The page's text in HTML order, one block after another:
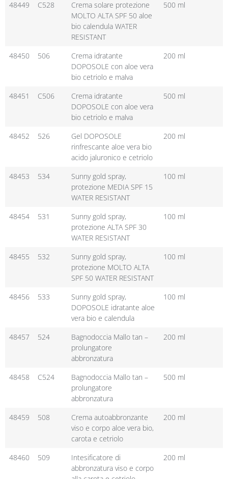
48449 C528
Crema solare protezione
MOLTO ALTA SPF 50 aloe
bio calendula WATER
RESISTANT
500 ml
48450 506
Crema idratante
DOPOSOLE con aloe vera
bio cetriolo e malva
200 ml
48451 C506
Crema idratante
DOPOSOLE con aloe vera
bio cetriolo e malva
500 ml
48452 526
Gel DOPOSOLE
rinfrescante aloe vera bio
acido jaluronico e cetriolo
200 ml
48453 534
Sunny gold spray,
protezione MEDIA SPF 15
WATER RESISTANT
100 ml
48454 531
Sunny gold spray,
protezione ALTA SPF 30
WATER RESISTANT
100 ml
48455 532
Sunny gold spray,
protezione MOLTO ALTA
SPF 50 WATER RESISTANT
100 ml
48456 533
Sunny gold spray,
DOPOSOLE idratante aloe
vera bio e calendula
100 ml
48457 524
Bagnodoccia Mallo tan –
prolungatore
abbronzatura
200 ml
48458 C524
Bagnodoccia Mallo tan –
prolungatore
abbronzatura
500 ml
48459 508
Crema autoabbronzante
viso e corpo aloe vera bio,
carota e cetriolo
200 ml
48460 509
Intesificatore di
abbronzatura viso e corpo
200 ml